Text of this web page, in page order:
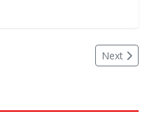
Next